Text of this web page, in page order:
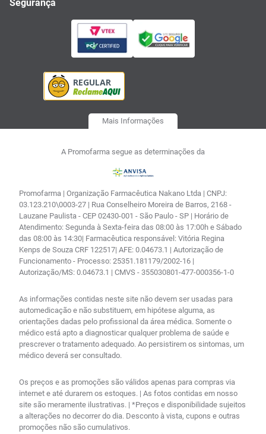
Segurança
Mais Informações
A Promofarma segue as determinações da
Promofarma | Organização Farmacêutica Nakano Ltda | CNPJ:
03.123.210\0003-27 | Rua Conselheiro Moreira de Barros, 2168 -
Lauzane Paulista - CEP 02430-001 - São Paulo - SP | Horário de
Atendimento: Segunda à Sexta-feira das 08:00 às 17:00h e Sábado
das 08:00 às 14:30| Farmacêutica responsável: Vitória Regina
Kenps de Souza CRF 122517| AFE: 0.04673.1 | Autorização de
Funcionamento - Processo: 25351.181179/2002-16 |
Autorização/MS: 0.04673.1 | CMVS - 355030801-477-000356-1-0
As informações contidas neste site não devem ser usadas para
automedicação e não substituem, em hipótese alguma, as
orientações dadas pelo profissional da área médica. Somente o
médico está apto a diagnosticar qualquer problema de saúde e
prescrever o tratamento adequado. Ao persistirem os sintomas, um
médico deverá ser consultado.
Os preços e as promoções são válidos apenas para compras via
internet e até durarem os estoques. | As fotos contidas em nosso
site são meramente ilustrativas. | *Preços e disponibilidade sujeitos
a alterações no decorrer do dia. Desconto à vista, cupons e outras
promoções não são cumulativos.